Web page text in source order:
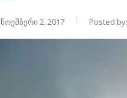
ნოემბერი 2, 2017 Posted by: